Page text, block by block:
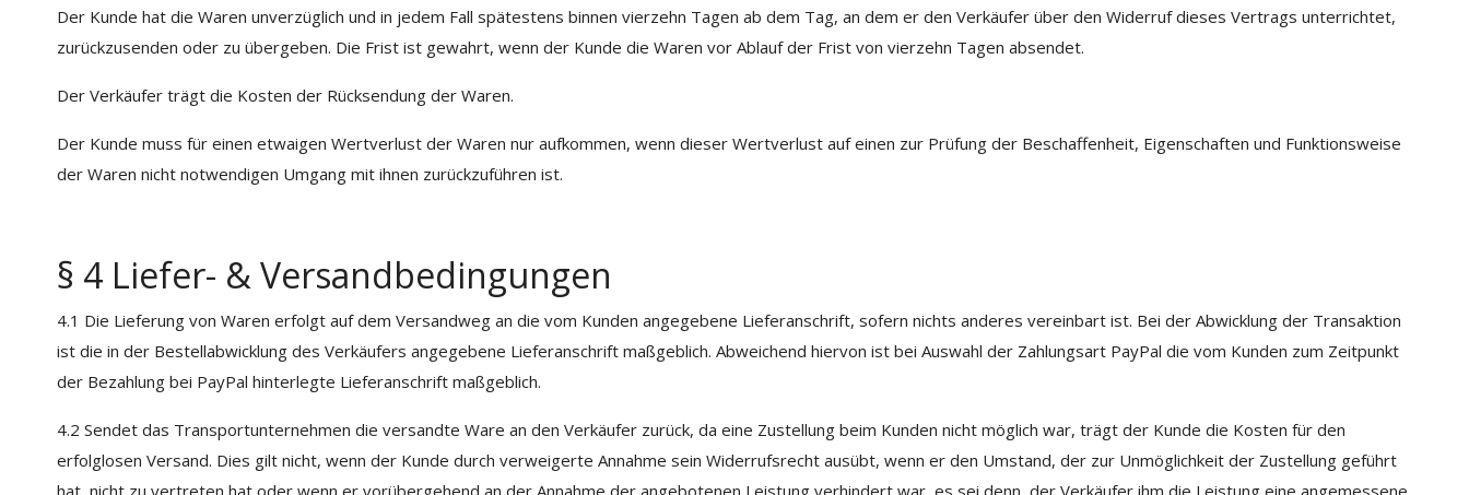
Der Kunde hat die Waren unverzüglich und in jedem Fall spätestens binnen vierzehn Tagen ab dem Tag, an dem er den Verkäufer über den Widerruf dieses Vertrags unterrichtet,
zurückzusenden oder zu übergeben. Die Frist ist gewahrt, wenn der Kunde die Waren vor Ablauf der Frist von vierzehn Tagen absendet.
Der Verkäufer trägt die Kosten der Rücksendung der Waren.
Der Kunde muss für einen etwaigen Wertverlust der Waren nur aufkommen, wenn dieser Wertverlust auf einen zur Prüfung der Beschaffenheit, Eigenschaften und Funktionsweise
der Waren nicht notwendigen Umgang mit ihnen zurückzuführen ist.
§ 4 Liefer- & Versandbedingungen
4.1 Die Lieferung von Waren erfolgt auf dem Versandweg an die vom Kunden angegebene Lieferanschrift, sofern nichts anderes vereinbart ist. Bei der Abwicklung der Transaktion
ist die in der Bestellabwicklung des Verkäufers angegebene Lieferanschrift maßgeblich. Abweichend hiervon ist bei Auswahl der Zahlungsart PayPal die vom Kunden zum Zeitpunkt
der Bezahlung bei PayPal hinterlegte Lieferanschrift maßgeblich.
4.2 Sendet das Transportunternehmen die versandte Ware an den Verkäufer zurück, da eine Zustellung beim Kunden nicht möglich war, trägt der Kunde die Kosten für den
erfolglosen Versand. Dies gilt nicht, wenn der Kunde durch verweigerte Annahme sein Widerrufsrecht ausübt, wenn er den Umstand, der zur Unmöglichkeit der Zustellung geführt
hat, nicht zu vertreten hat oder wenn er vorübergehend an der Annahme der angebotenen Leistung verhindert war, es sei denn, der Verkäufer ihm die Leistung eine angemessene